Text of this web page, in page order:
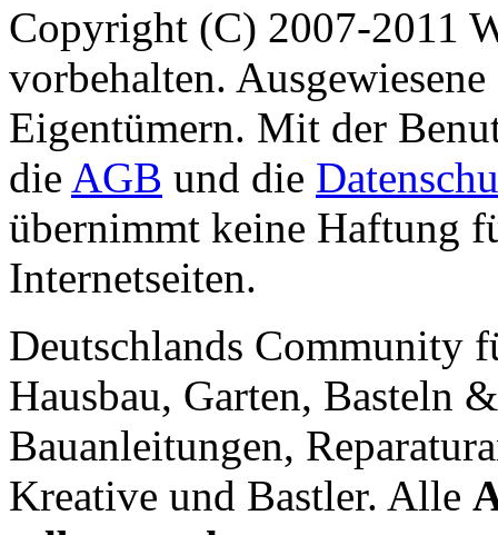
Copyright (C) 2007-2011
vorbehalten.
Eigentümern. Mit der
die AGB und die
übernimmt keine Haftung
Internetseiten.
Deutschlands Community
Hausbau, Garten, Basteln
Bauanleitungen,
Kreative und Bastler. Alle